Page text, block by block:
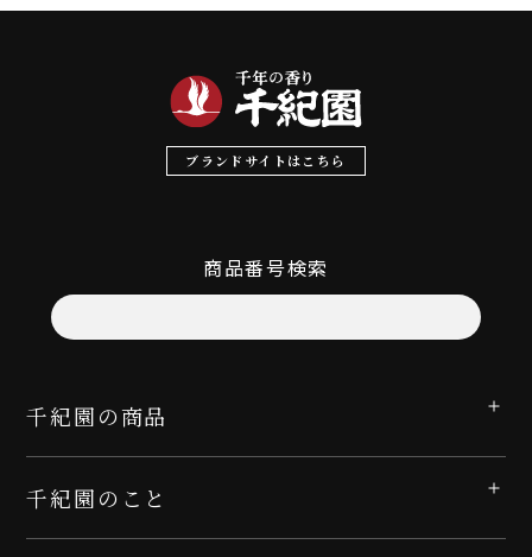
ブランドサイトはこちら
商品番号検索
千紀園の商品
千紀園のこと